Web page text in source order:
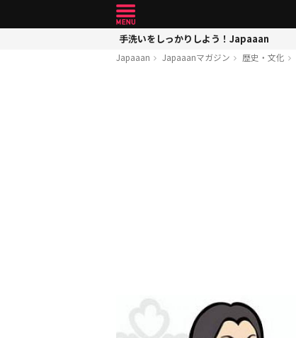
手洗いをしっかりしよう！Japaaan
Japaaan Japaaanマガジン 歴史・文化